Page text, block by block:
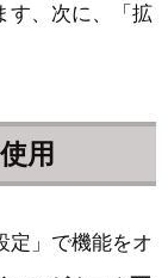
す、次に、「拡
用
定」で機能をオ